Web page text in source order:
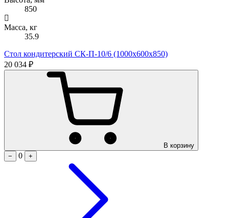
850
Масса, кг
35.9
Стол кондитерский СК-П-10/6 (1000х600х850)
20 034 ₽
В корзину
−
0 +